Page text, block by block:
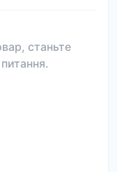
станьте